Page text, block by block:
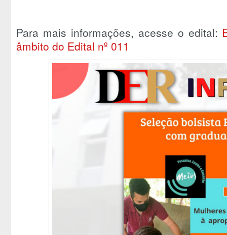
Para mais informações, acesse o edital:
âmbito do Edital nº 011